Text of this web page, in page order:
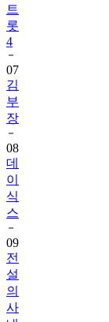
트
롯
4
07
김
부
장
08
데
이
식
스
09
전
설
의
사